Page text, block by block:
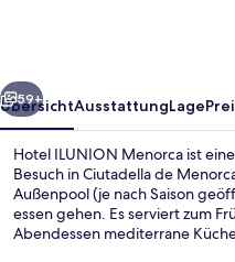
Weiter
59+
ÜbersichtAusstattungLage
Hotel ILUNION Menorca ist
Besuch in Ciutadella de
Außenpool (je nach Saison
essen gehen. Es serviert zum
Abendessen mediterrane